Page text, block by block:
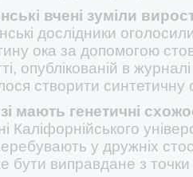
вчені зуміли
дослідники
ока за допомогою
опублікованій в
створити синтетичну
мають генетичні
Каліфорнійського
у дружніх
бути виправдане з точки